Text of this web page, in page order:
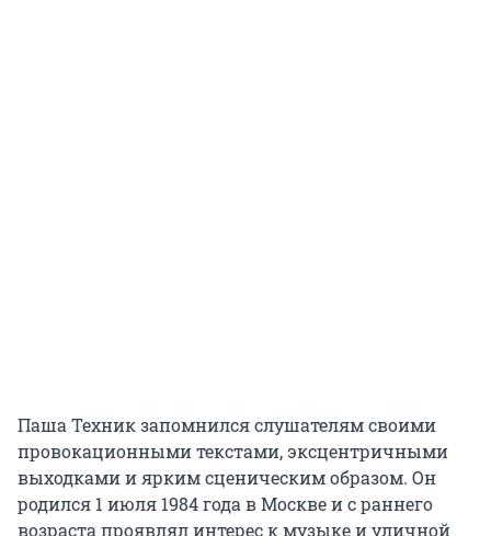
Паша Техник запомнился слушателям своими
провокационными текстами, эксцентричными
выходками и ярким сценическим образом. Он
родился 1 июля 1984 года в Москве и с раннего
возраста проявлял интерес к музыке и уличной